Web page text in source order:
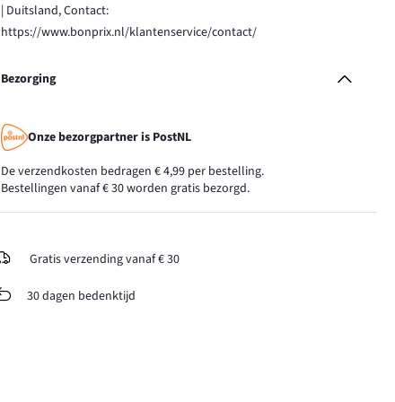
| Duitsland, Contact:
https://www.bonprix.nl/klantenservice/contact/
Bezorging
Onze bezorgpartner is PostNL
De verzendkosten bedragen € 4,99 per bestelling.
Bestellingen vanaf € 30 worden gratis bezorgd.
Gratis verzending vanaf € 30
30 dagen bedenktijd